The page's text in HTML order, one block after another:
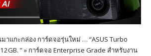
าแกะกล่อง การ์ดจอรุ่นใหม่ … “ASUS Turbo
” » การ์ดจอ Enterprise Grade สำหรับงาน